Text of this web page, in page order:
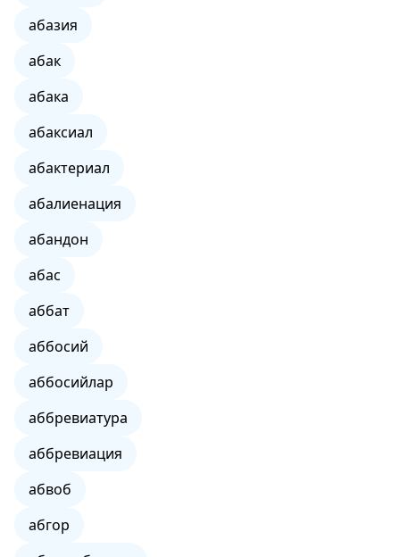
абазия
абак
абака
абаксиал
абактериал
абалиенация
абандон
абас
аббат
аббосий
аббосийлар
аббревиатура
аббревиация
абвоб
абгор